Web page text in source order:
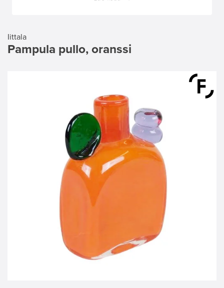
Iittala
Pampula pullo, oranssi